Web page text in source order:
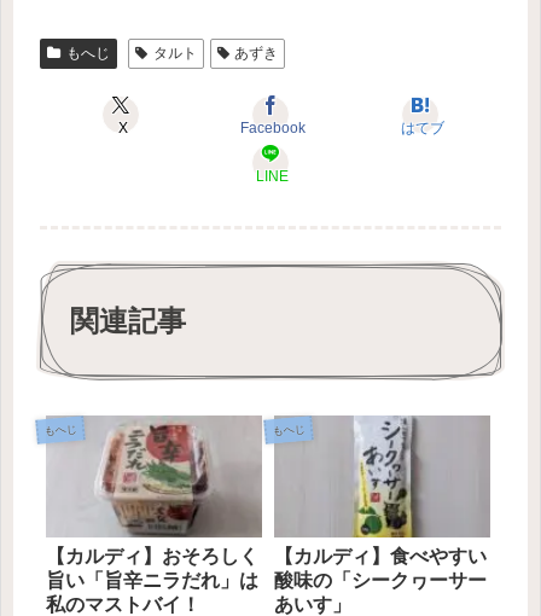
もへじ タルト あずき
X Facebook はてブ
LINE
関連記事
もへじ
【カルディ】おそろしく
旨い「旨辛ニラだれ」は
私のマストバイ！
もへじ
【カルディ】食べやすい
酸味の「シークヮーサー
あいす」